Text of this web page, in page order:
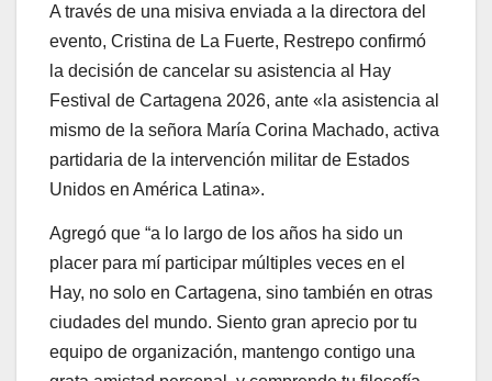
A través de una misiva enviada a la directora del
evento, Cristina de La Fuerte, Restrepo confirmó
la decisión de cancelar su asistencia al Hay
Festival de Cartagena 2026, ante «la asistencia al
mismo de la señora María Corina Machado, activa
partidaria de la intervención militar de Estados
Unidos en América Latina».
Agregó que “a lo largo de los años ha sido un
placer para mí participar múltiples veces en el
Hay, no solo en Cartagena, sino también en otras
ciudades del mundo. Siento gran aprecio por tu
equipo de organización, mantengo contigo una